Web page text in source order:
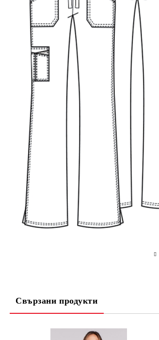
Свързани продукти